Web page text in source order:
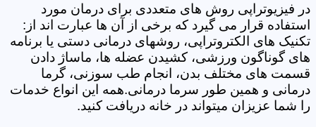
در فیزیوتراپی روش های متعددی برای درمان مورد
استفاده قرار می گیرد که برخی از آن ها عبارت اند از:
تکنیک های الکتروتراپی، روشهای درمانی دستی یا برنامه
های گوناگون ورزشی، کشیدن عضله ها، ماساژ دادن
قسمت های مختلف بدن، انجام طب سوزنی، گرما
درمانی و همین طور سرما درمانی.همه این انواع خدمات
را شما عزیزان میتواند در خانه دریافت کنید.